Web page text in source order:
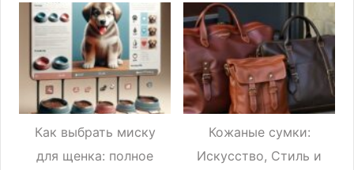
Как выбрать миску
для щенка: полное
Кожаные сумки:
Искусство, Стиль и